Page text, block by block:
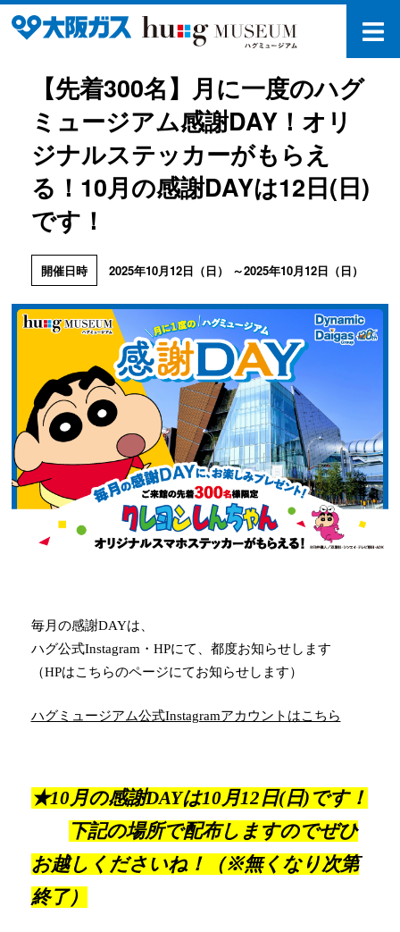
【先着300名】月に一度のハグ
ミュージアム感謝DAY！オリ
ジナルステッカーがもらえ
る！10月の感謝DAYは12日(日)
です！
開催日時 2025年10月12日（日） ～2025年10月12日（日）
毎月の感謝DAYは、
ハグ公式Instagram・HPにて、 都度お知らせします
（HPはこちらのページにてお知らせします）
ハグミュージアム公式Instagramアカウントはこちら
★10月の感謝DAYは10月12日(日)です！
下記の場所で配布しますのでぜひ
お越しくださいね！（※無くなり次第
終了）